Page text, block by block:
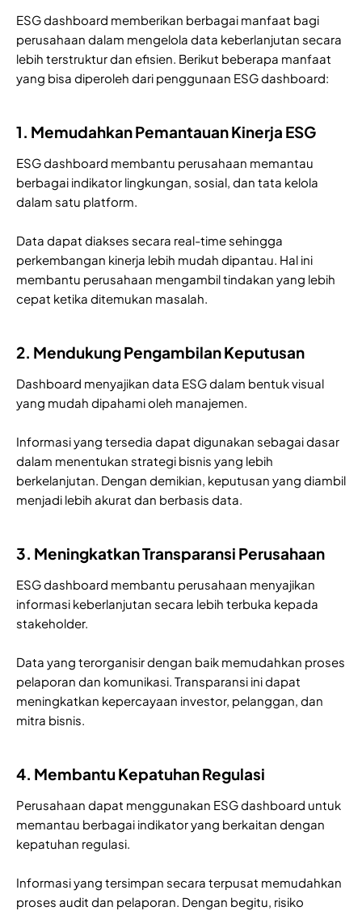
ESG dashboard memberikan berbagai manfaat bagi
perusahaan dalam mengelola data keberlanjutan secara
lebih terstruktur dan efisien. Berikut beberapa manfaat
yang bisa diperoleh dari penggunaan ESG dashboard:
1. Memudahkan Pemantauan Kinerja ESG
ESG dashboard membantu perusahaan memantau
berbagai indikator lingkungan, sosial, dan tata kelola
dalam satu platform.
Data dapat diakses secara real-time sehingga
perkembangan kinerja lebih mudah dipantau. Hal ini
membantu perusahaan mengambil tindakan yang lebih
cepat ketika ditemukan masalah.
2. Mendukung Pengambilan Keputusan
Dashboard menyajikan data ESG dalam bentuk visual
yang mudah dipahami oleh manajemen.
Informasi yang tersedia dapat digunakan sebagai dasar
dalam menentukan strategi bisnis yang lebih
berkelanjutan. Dengan demikian, keputusan yang diambil
menjadi lebih akurat dan berbasis data.
3. Meningkatkan Transparansi Perusahaan
ESG dashboard membantu perusahaan menyajikan
informasi keberlanjutan secara lebih terbuka kepada
stakeholder.
Data yang terorganisir dengan baik memudahkan proses
pelaporan dan komunikasi. Transparansi ini dapat
meningkatkan kepercayaan investor, pelanggan, dan
mitra bisnis.
4. Membantu Kepatuhan Regulasi
Perusahaan dapat menggunakan ESG dashboard untuk
memantau berbagai indikator yang berkaitan dengan
kepatuhan regulasi.
Informasi yang tersimpan secara terpusat memudahkan
proses audit dan pelaporan. Dengan begitu, risiko